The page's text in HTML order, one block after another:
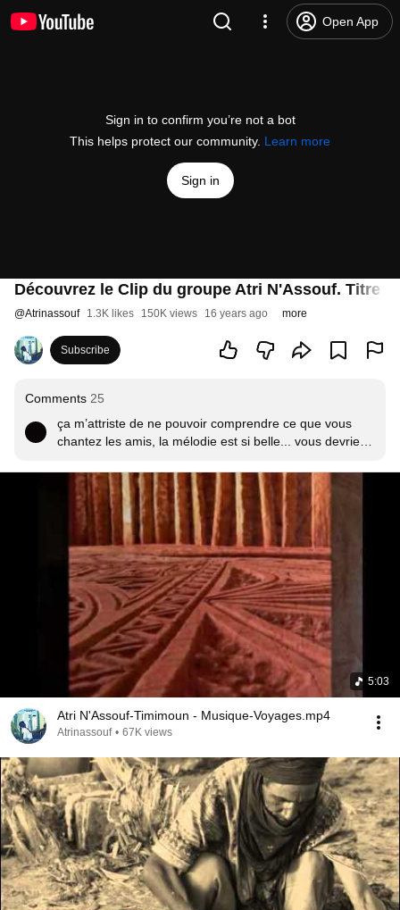
Open App
Sign in to confirm you’re not a bot
This helps protect our community. Learn more
Sign in
Découvrez le Clip du groupe Atri N'Assouf. Titre
@Atrinassouf 1.3K likes 150K views 16 years ago more
Subscribe
Comments 25
ça m’attriste de ne pouvoir comprendre ce que vous
chantez les amis, la mélodie est si belle... vous devriez
beaucoup de succès. paix
5:03
Atri N'Assouf-Timimoun - Musique-Voyages.mp4
Atrinassouf • 67K views